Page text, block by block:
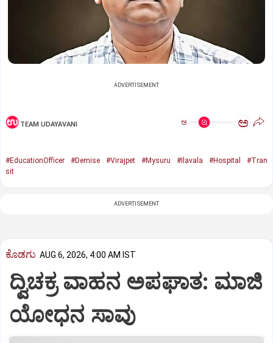
ADVERTISEMENT
TEAM UDAYAVANI ಅ ಅ
#EducationOfficer #Demise #Virajpet #Mysuru #Ilavala #Hospital
#Tran
sit
ADVERTISEMENT
ಕೊಡಗು AUG 6, 2026, 4:00 AM IST
ದ್ವಿಚಕ್ರ ವಾಹನ ಅಪಘಾತ: ಮಾಜಿ
ಯೋಧನ ಸಾವು